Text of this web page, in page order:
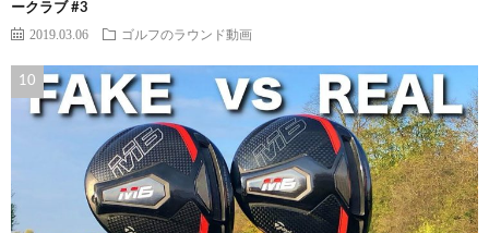
ークラブ #3
2019.03.06 ゴルフのラウンド動画